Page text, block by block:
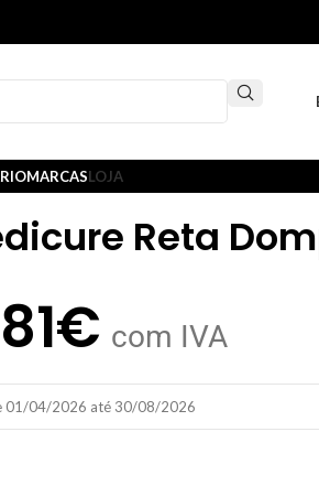
MARCASLOJA
Reta
€ com IVA
01/04/2026 até 30/08/2026